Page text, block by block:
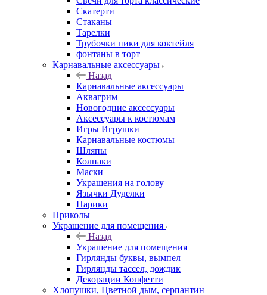
Скатерти
Стаканы
Тарелки
Трубочки пики для коктейля
фонтаны в торт
Карнавальные аксессуары
Назад
Карнавальные аксессуары
Аквагрим
Новогодние аксессуары
Аксессуары к костюмам
Игры Игрушки
Карнавальные костюмы
Шляпы
Колпаки
Маски
Украшения на голову
Язычки Дуделки
Парики
Приколы
Украшение для помещения
Назад
Украшение для помещения
Гирлянды буквы, вымпел
Гирлянды тассел, дождик
Декорации Конфетти
Хлопушки, Цветной дым, серпантин